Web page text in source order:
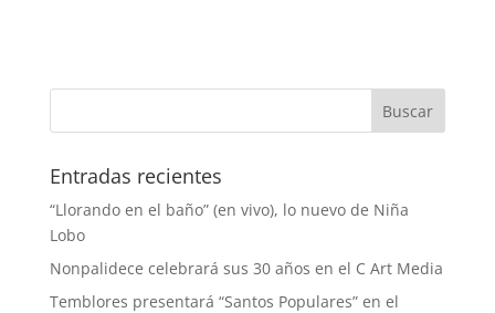
Entradas recientes
“Llorando en el baño” (en vivo), lo nuevo de Niña
Lobo
Nonpalidece celebrará sus 30 años en el C Art Media
Temblores presentará “Santos Populares” en el